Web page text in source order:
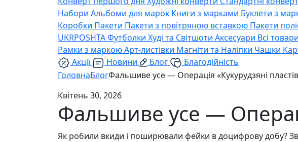
Набори Альбоми для марок Книги з марками Буклети з
Коробки Пакети Пакети з повітряною вставкою Пакети
UKRPOSHTAФутболки Худі та Світшоти Аксесуари Всі товари
Рамки з маркоюАрт-листівки Магніти та Наліпки Чашки
Акції
Новини Блог
Благодійність
ГоловнаБлогФальшиве усе — Операція «Кукурудзяні
Квітень 30, 2026
Фальшиве усе —
Як робили вкиди і поширювали фейки в доцифрову добу?